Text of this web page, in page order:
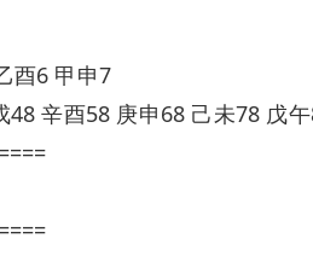
酉6 甲申7
辛酉58 庚申68 己未78 戊